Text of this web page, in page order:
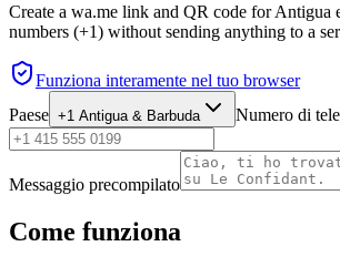
Create a wa.me link and QR code for Antigua
numbers (+1) without sending anything to a
Funziona interamente nel tuo browser
Paese +1 Antigua & Barbuda Numero di
Messaggio precompilato
Come funziona